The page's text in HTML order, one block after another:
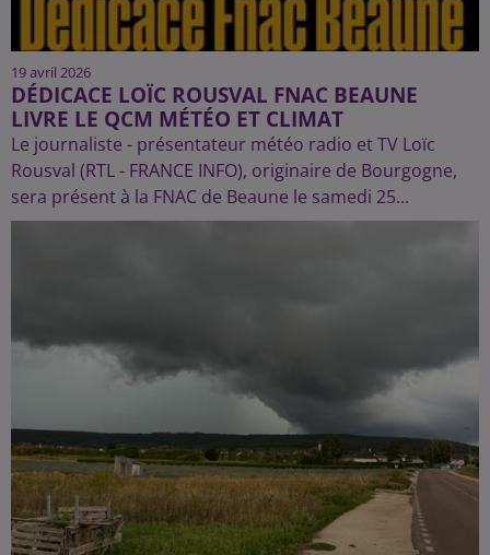
19 avril 2026
DÉDICACE LOÏC ROUSVAL FNAC BEAUNE
LIVRE LE QCM MÉTÉO ET CLIMAT
Le journaliste - présentateur météo radio et TV Loïc
Rousval (RTL - FRANCE INFO), originaire de Bourgogne,
sera présent à la FNAC de Beaune le samedi 25...